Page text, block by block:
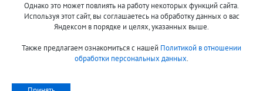
Принимаем к оплате:
Однако это может повлиять на работу некоторых функций сайта.
Используя этот сайт, вы соглашаетесь на обработку данных о вас
Яндексом в порядке и целях, указанных выше.
Также предлагаем ознакомиться с нашей Политикой в отношении
обработки персональных данных.